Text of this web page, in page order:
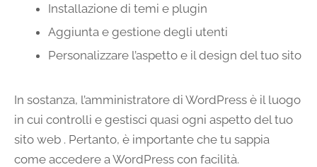
Installazione di temi e plugin
Aggiunta e gestione degli utenti
Personalizzare l’aspetto e il design del tuo sito
In sostanza, l’amministratore di WordPress è il luogo
in cui controlli e gestisci quasi ogni aspetto del tuo
sito web . Pertanto, è importante che tu sappia
come accedere a WordPress con facilità.